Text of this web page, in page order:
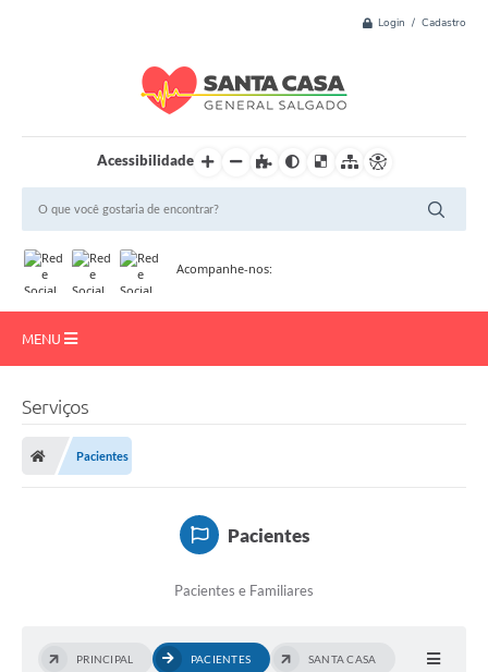
Login / Cadastro
Acessibilidade
Acompanhe-nos:
MENU
Institucional
Notícias
Serviços
Pacientes
Pacientes
Pacientes e Familiares
PRINCIPAL PACIENTES SANTA CASA